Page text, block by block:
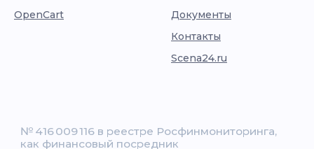
OpenCart
Документы
Контакты
Scena24.ru